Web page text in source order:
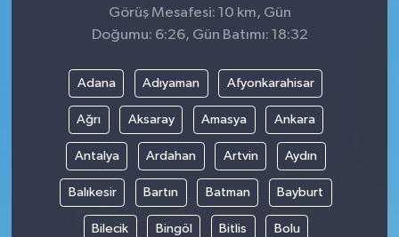
Görüş Mesafesi: 10 km, Gün
Doğumu: 6:26, Gün Batımı: 18:32
Adana Adıyaman Afyonkarahisar
Ağrı Aksaray Amasya Ankara
Antalya Ardahan Artvin Aydın
Balıkesir Bartın Batman Bayburt
Bilecik Bingöl Bitlis Bolu